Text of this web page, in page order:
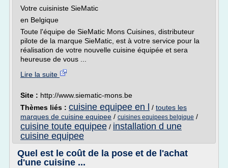
Votre cuisiniste SieMatic
en Belgique
Toute l'équipe de SieMatic Mons Cuisines, distributeur
pilote de la marque SieMatic, est à votre service pour la
réalisation de votre nouvelle cuisine équipée et sera
heureuse de vous ...
Lire la suite
Site : http://www.siematic-mons.be
Thèmes liés : cuisine equipee en l / toutes les
marques de cuisine equipee / cuisines equipees belgique /
cuisine toute equipee / installation d une
cuisine equipee
Quel est le coût de la pose et de l'achat
d'une cuisine ...